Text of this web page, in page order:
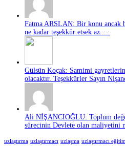
Fatma ARSLAN: Bir konu ancak
ne kadar teşekkür etsek az.....
Gülsün Koçak: Samimi
olacaktır. Teşekkürler Sayın
Ali NİŞANCIOĞLU: Toplum
sürecinin Devlete olan maliyetini
uzlaştırma uzlaştırmacı uzlaşma uzlaştırmacı